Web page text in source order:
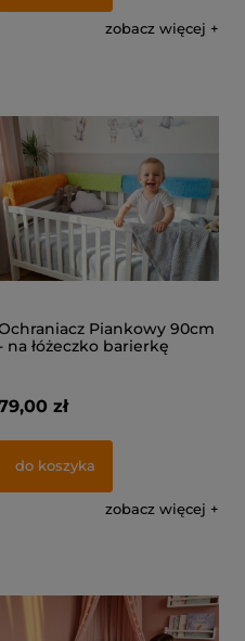
zobacz więcej
Piankowy 90cm
- na łóżeczko barierkę
zł
do koszyka
zobacz więcej